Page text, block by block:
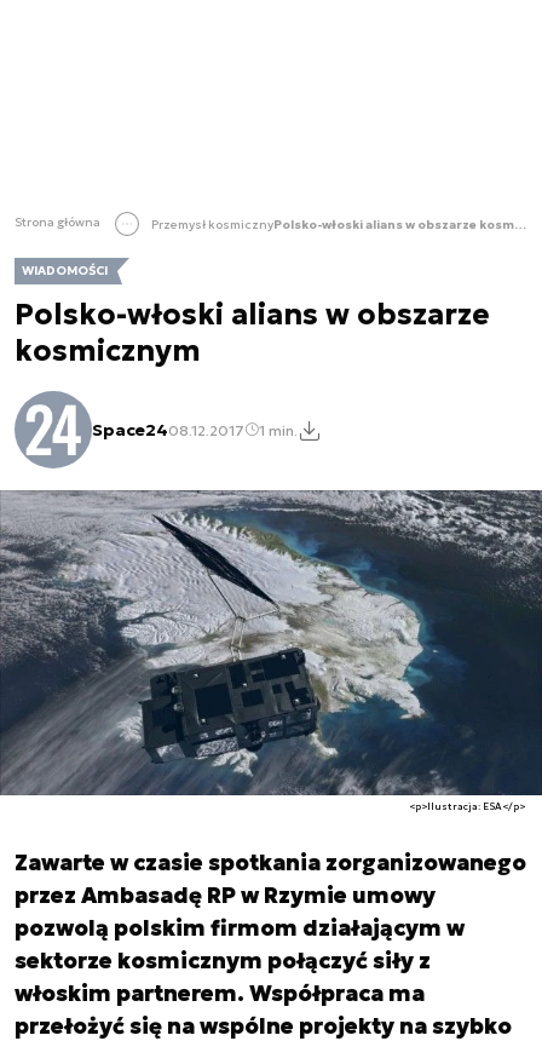
Strona główna Przemysł kosmiczny Polsko-włoski alians w obszarze kosmicznym
WIADOMOŚCI
Polsko-włoski alians w obszarze
kosmicznym
Space2408.12.2017 1 min.
<p>Ilustracja: ESA</p>
Zawarte w czasie spotkania zorganizowanego
przez Ambasadę RP w Rzymie umowy
pozwolą polskim firmom działającym w
sektorze kosmicznym połączyć siły z
włoskim partnerem. Współpraca ma
przełożyć się na wspólne projekty na szybko